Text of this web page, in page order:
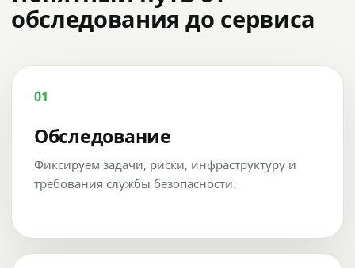
обследования до сервиса
01
Обследование
Фиксируем задачи, риски, инфраструктуру и
требования службы безопасности.